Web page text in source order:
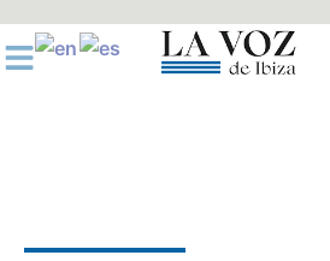
al
contenido